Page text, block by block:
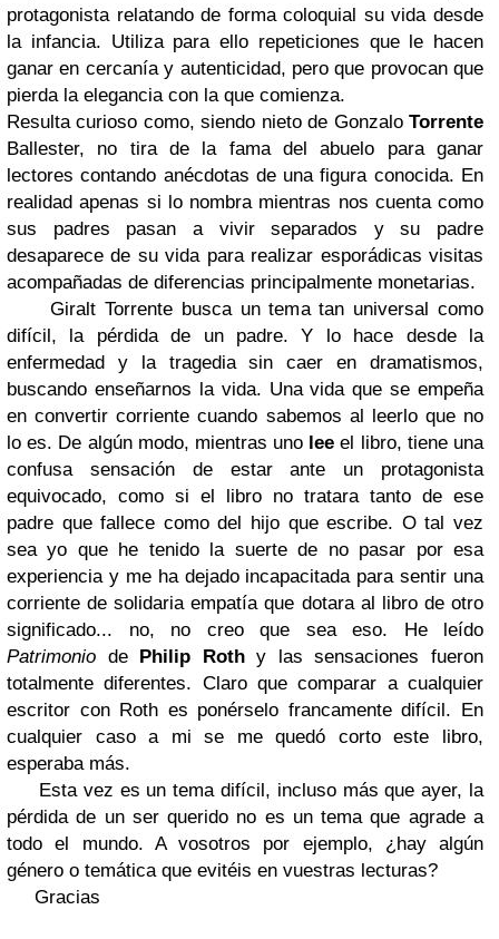
protagonista relatando de forma coloquial su vida desde
la infancia. Utiliza para ello repeticiones que le hacen
ganar en cercanía y autenticidad, pero que provocan que
pierda la elegancia con la que comienza.
Resulta curioso como, siendo nieto de Gonzalo Torrente
Ballester, no tira de la fama del abuelo para ganar
lectores contando anécdotas de una figura conocida. En
realidad apenas si lo nombra mientras nos cuenta como
sus padres pasan a vivir separados y su padre
desaparece de su vida para realizar esporádicas visitas
acompañadas de diferencias principalmente monetarias.
Giralt Torrente busca un tema tan universal como
difícil, la pérdida de un padre. Y lo hace desde la
enfermedad y la tragedia sin caer en dramatismos,
buscando enseñarnos la vida. Una vida que se empeña
en convertir corriente cuando sabemos al leerlo que no
lo es. De algún modo, mientras uno lee el libro, tiene una
confusa sensación de estar ante un protagonista
equivocado, como si el libro no tratara tanto de ese
padre que fallece como del hijo que escribe. O tal vez
sea yo que he tenido la suerte de no pasar por esa
experiencia y me ha dejado incapacitada para sentir una
corriente de solidaria empatía que dotara al libro de otro
significado... no, no creo que sea eso. He leído
Patrimonio de Philip Rothy las sensaciones fueron
totalmente diferentes. Claro que comparar a cualquier
escritor con Roth es ponérselo francamente difícil. En
cualquier caso a mi se me quedó corto este libro,
esperaba más.
Esta vez es un tema difícil, incluso más que ayer, la
pérdida de un ser querido no es un tema que agrade a
todo el mundo. A vosotros por ejemplo, ¿hay algún
género o temática que evitéis en vuestras lecturas?
Gracias